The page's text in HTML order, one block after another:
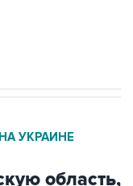
УКРАИНЕ
область,